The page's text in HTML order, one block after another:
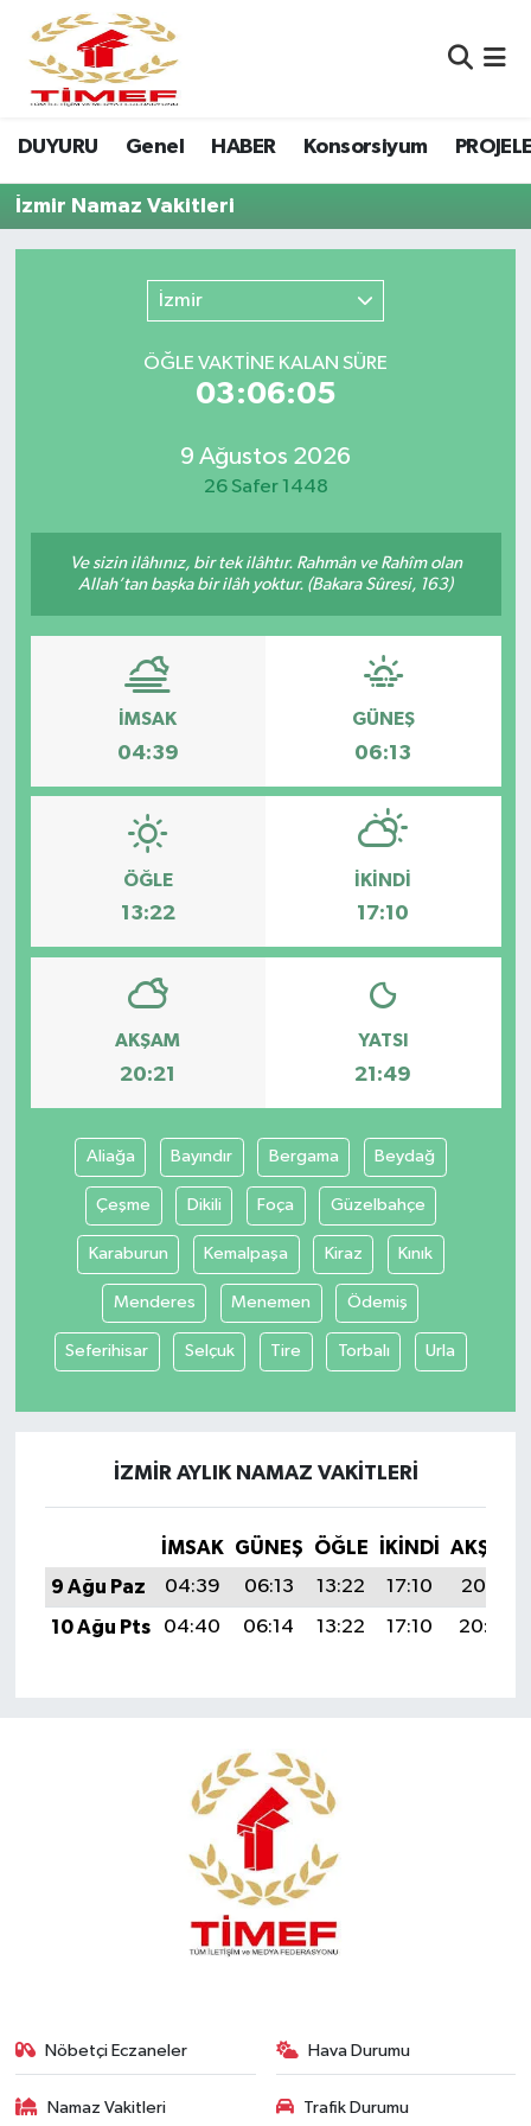
DUYURU Genel HABER Konsorsiyum
İzmir Namaz Vakitleri
İzmir
ÖĞLE VAKTİNE KALAN SÜRE
03:06:05
9 Ağustos 2026
26 Safer 1448
Ve sizin ilâhınız, bir tek ilâhtır. Rahmân ve Rahîm olan
Allah’tan başka bir ilâh yoktur. (Bakara Sûresi, 163)
İMSAK
04:39
GÜNEŞ
06:13
ÖĞLE
13:22
İKINDI
17:10
AKŞAM
20:21
YATSI
21:49
Aliağa Bayındır Bergama Beydağ
Çeşme Dikili Foça Güzelbahçe
Karaburun Kemalpaşa Kiraz Kınık
Menderes Menemen Ödemiş
Seferihisar Selçuk Tire Torbalı Urla
İZMIR AYLIK NAMAZ VAKITLERI
İMSAK GÜNEŞ ÖĞLE İKINDI
AKŞAM
9 Ağu Paz
04:39 06:13 13:22 17:10
20:21
10 Ağu Pts
04:40 06:14 13:22 17:10 20:20
Nöbetçi Eczaneler Hava Durumu
Namaz Vakitleri Trafik Durumu
Anasayfa Kutu
Anasayfa Manşet
Canlı Yayın
Konsorsiyum
PROJECTS
PROJELER
PROJELER İNGİLİZCE
YEREL MEDYA RAPORU
Nöbetçi Eczaneler
Hava Durumu
Namaz Vakitleri
Tüm Manşetler
Son Dakika Haberleri